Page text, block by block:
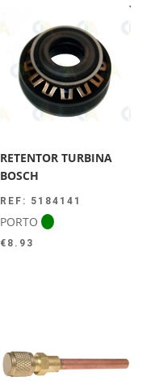
RETENTOR TURBINA
BOSCH
REF: 5184141
PORTO
€ 8.93